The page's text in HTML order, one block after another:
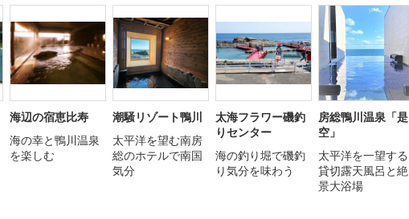
海辺の宿恵比寿
海の幸と鴨川温泉
を楽しむ
潮騒リゾート鴨川
太平洋を望む南房
総のホテルで南国
気分
太海フラワー磯釣
りセンター
海の釣り堀で磯釣
り気分を味わう
房総鴨川温泉「是
空」
太平洋を一望する
貸切露天風呂と絶
景大浴場